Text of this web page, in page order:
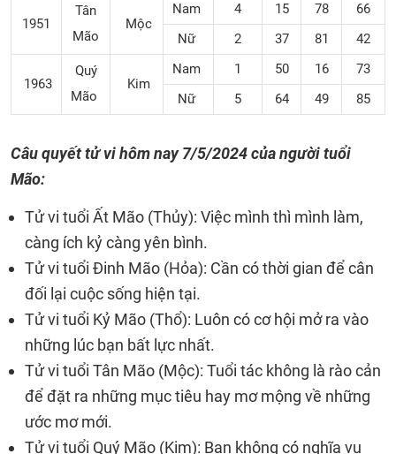
1951
Tân
Mão
Mộc
Nam 4 15 78
66
Nữ
2 37 81 42
1963
Quý
Mão
Kim
Nam 1 50 16
73
Nữ
5 64 49 85
Câu quyết tử vi hôm nay7/5/2024của người tuổi
Mão:
Tử vi tuổi Ất Mão (Thủy): Việc mình thì mình làm,
càng ích kỷ càng yên bình.
Tử vi tuổi Đinh Mão (Hỏa): Cần có thời gian để cân
đối lại cuộc sống hiện tại.
Tử vi tuổi Kỷ Mão (Thổ): Luôn có cơ hội mở ra vào
những lúc bạn bất lực nhất.
Tử vi tuổi Tân Mão (Mộc): Tuổi tác không là rào cản
để đặt ra những mục tiêu hay mơ mộng về những
ước mơ mới.
Tử vi tuổi Quý Mão (Kim): Bạn không có nghĩa vụ